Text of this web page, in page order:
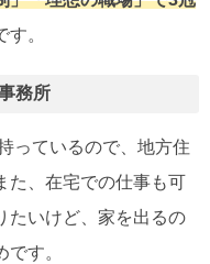
。
務所
っているので、地方住
た、在宅での仕事も可
たいけど、家を出るの
す。